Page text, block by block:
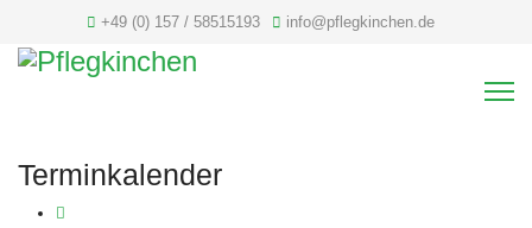
+49 (0) 157 / 58515193 info@pflegkinchen.de
Terminkalender